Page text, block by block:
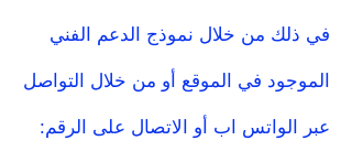
في ذلك من خلال نموذج الدعم الفني
الموجود في الموقع أو من خلال التواصل
عبر الواتس اب أو الاتصال على الرقم: